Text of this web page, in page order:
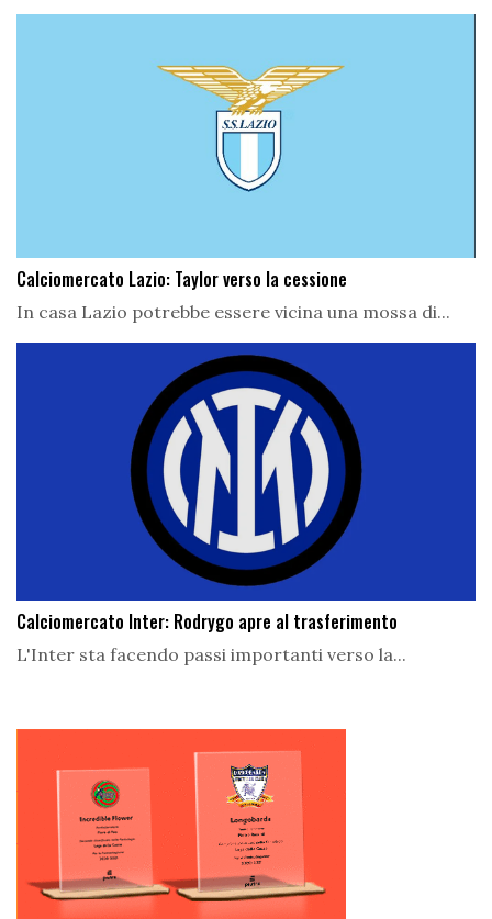
Calciomercato Lazio: Taylor verso la cessione
In casa Lazio potrebbe essere vicina una mossa di...
Calciomercato Inter: Rodrygo apre al trasferimento
L'Inter sta facendo passi importanti verso la...